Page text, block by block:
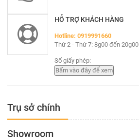
HỖ TRỢ KHÁCH HÀNG
Hotline: 0919991660
Thứ 2 - Thứ 7: 8g00 đến 20g00
Số giấy phép:
Trụ sở chính
Showroom